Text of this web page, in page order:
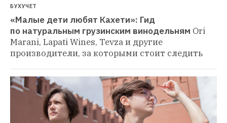
БУХУЧЕТ
«Малые дети любят Кахети»: Гид
по натуральным грузинским винодельням Ori
Marani, Lapati Wines, Tevza и другие
производители, за которыми стоит следить